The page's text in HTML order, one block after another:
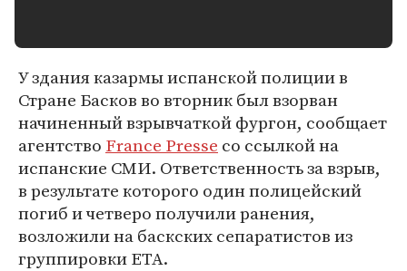
У здания казармы испанской полиции в
Стране Басков во вторник был взорван
начиненный взрывчаткой фургон, сообщает
агентство France Presse со ссылкой на
испанские СМИ. Ответственность за взрыв,
в результате которого один полицейский
погиб и четверо получили ранения,
возложили на баскских сепаратистов из
группировки ETA.